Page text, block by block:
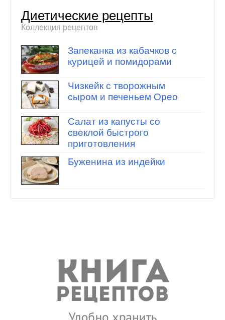
Диетические рецепты
Коллекция рецептов
Запеканка из кабачков с
курицей и помидорами
Чизкейк с творожным
сыром и печеньем Орео
Салат из капусты со
свеклой быстрого
приготовления
Буженина из индейки